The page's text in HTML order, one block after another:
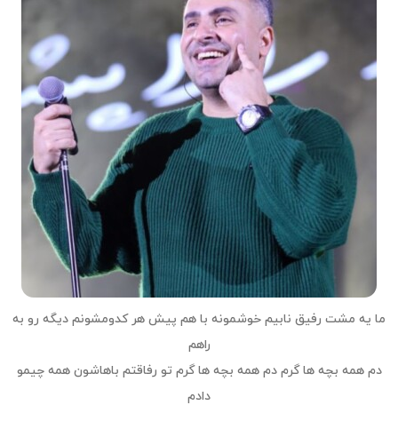
ما یه مشت رفیق نابیم خوشمونه با هم پیش هر کدومشونم دیگه رو به
راهم
دم همه بچه ها گرم دم همه بچه ها گرم تو رفاقتم باهاشون همه چیمو
دادم